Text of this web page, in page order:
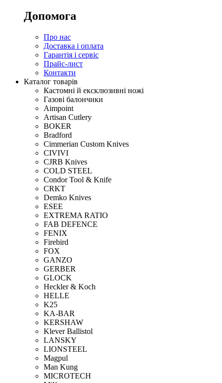
Допомога
Про нас
Доставка і оплата
Гарантія і сервіс
Прайс-лист
Контакти
Каталог товарів
Кастомні й ексклюзивні ножі
Газові балончики
Aimpoint
Artisan Cutlery
BOKER
Bradford
Cimmerian Custom Knives
CIVIVI
CJRB Knives
COLD STEEL
Condor Tool & Knife
CRKT
Demko Knives
ESEE
EXTREMA RATIO
FAB DEFENCE
FENIX
Firebird
FOX
GANZO
GERBER
GLOCK
Heckler & Koch
HELLE
K25
KA-BAR
KERSHAW
Klever Ballistol
LANSKY
LIONSTEEL
Magpul
Man Kung
MICROTECH